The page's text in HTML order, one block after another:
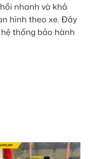
nhanh và khả
hình theo xe. Đây
thống bảo hành